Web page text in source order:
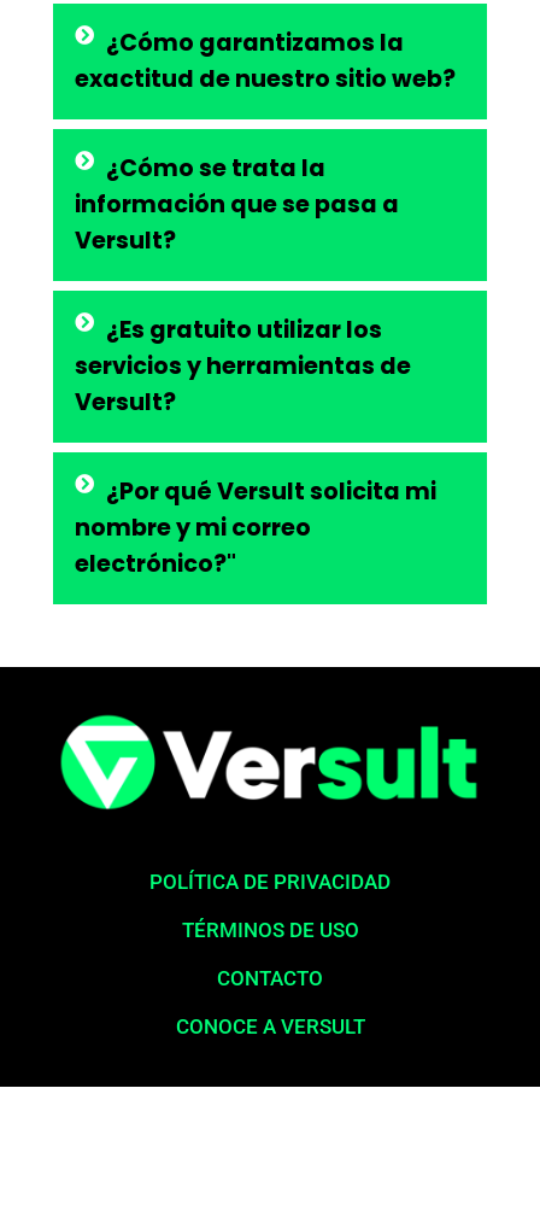
¿Cómo garantizamos la
exactitud de nuestro sitio web?
¿Cómo se trata la
información que se pasa a
Versult?
¿Es gratuito utilizar los
servicios y herramientas de
Versult?
¿Por qué Versult solicita mi
nombre y mi correo
electrónico?"
POLÍTICA DE PRIVACIDAD
TÉRMINOS DE USO
CONTACTO
CONOCE A VERSULT